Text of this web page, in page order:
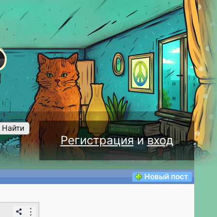
Регистрацияивход
Найти
Новый пост
⋮